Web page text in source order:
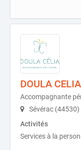
DOULA CELIA
Accompagnante
Sévérac (44530)
Activités
Services à la